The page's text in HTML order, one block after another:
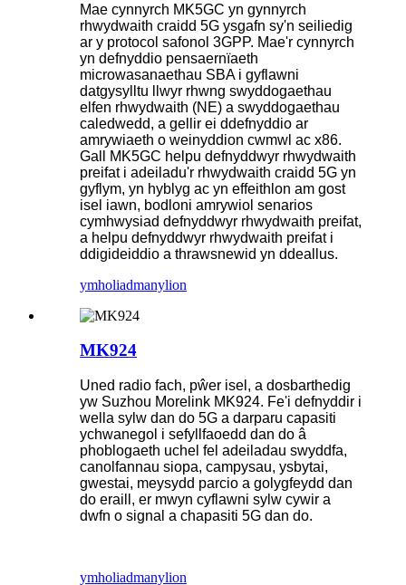
Mae cynnyrch MK5GC yn gynnyrch
rhwydwaith craidd 5G ysgafn sy'n seiliedig
ar y protocol safonol 3GPP. Mae'r cynnyrch
yn defnyddio pensaernïaeth
microwasanaethau SBA i gyflawni
datgysylltu llwyr rhwng swyddogaethau
elfen rhwydwaith (NE) a swyddogaethau
caledwedd, a gellir ei ddefnyddio ar
amrywiaeth o weinyddion cwmwl ac x86.
Gall MK5GC helpu defnyddwyr rhwydwaith
preifat i adeiladu'r rhwydwaith craidd 5G yn
gyflym, yn hyblyg ac yn effeithlon am gost
isel iawn, bodloni amrywiol senarios
cymhwysiad defnyddwyr rhwydwaith preifat,
a helpu defnyddwyr rhwydwaith preifat i
ddigideiddio a thrawsnewid yn ddeallus.
ymholiadmanylion
MK924
Uned radio fach, pŵer isel, a dosbarthedig
yw Suzhou Morelink MK924. Fe'i defnyddir i
wella sylw dan do 5G a darparu capasiti
ychwanegol i sefyllfaoedd dan do â
phoblogaeth uchel fel adeiladau swyddfa,
canolfannau siopa, campysau, ysbytai,
gwestai, meysydd parcio a golygfeydd dan
do eraill, er mwyn cyflawni sylw cywir a
dwfn o signal a chapasiti 5G dan do.
ymholiadmanylion